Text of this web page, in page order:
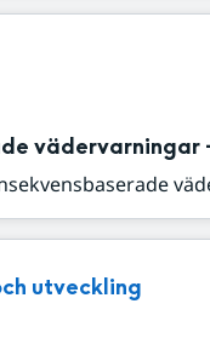
vädervarningar
utveckling